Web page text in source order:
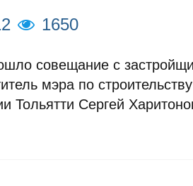
1650
совещание с
мэра по
Тольятти Сергей